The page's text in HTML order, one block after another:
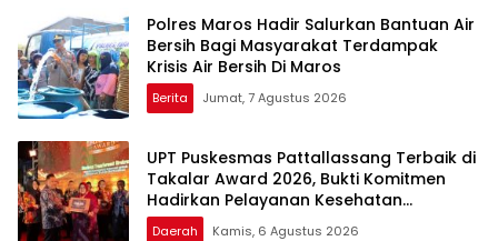
Polres Maros Hadir Salurkan Bantuan Air
Bersih Bagi Masyarakat Terdampak
Krisis Air Bersih Di Maros
Berita Jumat, 7 Agustus 2026
UPT Puskesmas Pattallassang Terbaik di
Takalar Award 2026, Bukti Komitmen
Hadirkan Pelayanan Kesehatan
Berkualitas
Daerah Kamis, 6 Agustus 2026